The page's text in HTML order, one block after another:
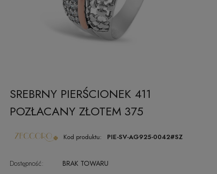
SREBRNY PIERŚCIONEK 411
POZŁACANY ZŁOTEM 375
Kod produktu: PIE-SV-AG925-0042#SZ
Dostępność: BRAK TOWARU